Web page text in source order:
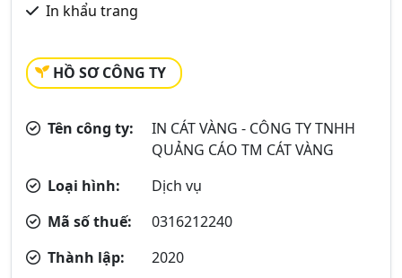
In khẩu trang
HỒ SƠ CÔNG TY
Tên công ty:
IN CÁT VÀNG - CÔNG TY TNHH
QUẢNG CÁO TM CÁT VÀNG
Loại hình:
Dịch vụ
Mã số thuế:
0316212240
Thành lập:
2020